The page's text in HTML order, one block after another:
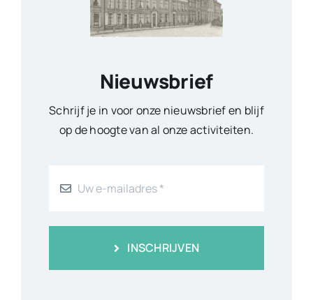
Nieuwsbrief
Schrijf je in voor onze nieuwsbrief en blijf
op de hoogte van al onze activiteiten.
INSCHRIJVEN